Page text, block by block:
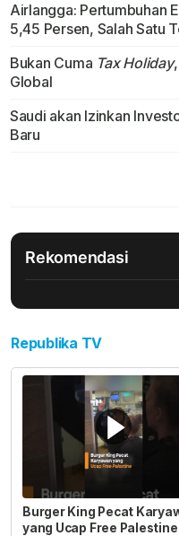
Airlangga: Pertumbuhan
5,45 Persen, Salah Satu
Bukan Cuma Tax Holiday
Global
Saudi akan Izinkan
Baru
Rekomendasi
Republika TV
Burger King Pecat
yang Ucap Free Palestine